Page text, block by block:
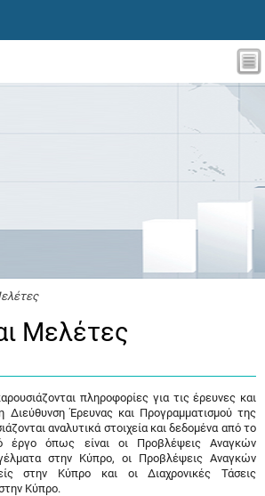
Μελέτες
πληροφορίες για τις έρευνες και
Διεύθυνση Έρευνας και Προγραμματισμού της
αναλυτικά στοιχεία και δεδομένα από το
έργο όπως είναι οι Προβλέψεις Αναγκών
στην Κύπρο, οι Προβλέψεις Αναγκών
στην Κύπρο και οι Διαχρονικές Τάσεις
Κύπρο.